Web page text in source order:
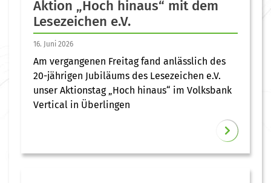
Aktion „Hoch hinaus“ mit dem
Lesezeichen e.V.
16. Juni 2026
Am vergangenen Freitag fand anlässlich des
20-jährigen Jubiläums des Lesezeichen e.V.
unser Aktionstag „Hoch hinaus“ im Volksbank
Vertical in Überlingen